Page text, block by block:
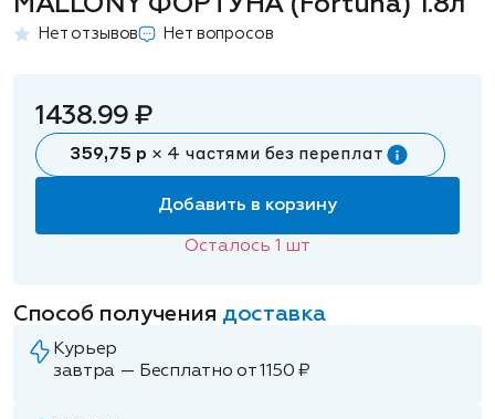
Нет отзывов Нет вопросов
1438.99 ₽
359,75 р × 4 частями без переплат
Добавить в корзину
Осталось 1 шт
Способ получения доставка
Курьер
завтра — Бесплатно от 1150 ₽